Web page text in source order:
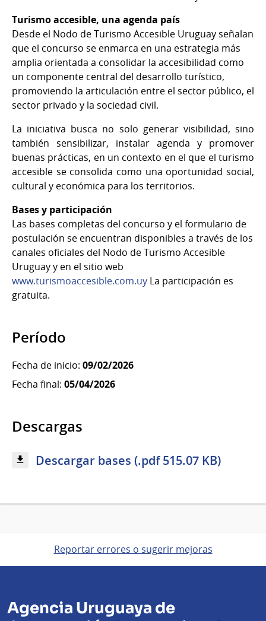
Turismo accesible, una agenda país
Desde el Nodo de Turismo Accesible Uruguay señalan
que el concurso se enmarca en una estrategia más
amplia orientada a consolidar la accesibilidad como
un componente central del desarrollo turístico,
promoviendo la articulación entre el sector público, el
sector privado y la sociedad civil.
La iniciativa busca no solo generar visibilidad, sino
también sensibilizar, instalar agenda y promover
buenas prácticas, en un contexto en el que el turismo
accesible se consolida como una oportunidad social,
cultural y económica para los territorios.
Bases y participación
Las bases completas del concurso y el formulario de
postulación se encuentran disponibles a través de los
canales oficiales del Nodo de Turismo Accesible
Uruguay y en el sitio web
www.turismoaccesible.com.uy La participación es
gratuita.
Período
Fecha de inicio: 09/02/2026
Fecha final: 05/04/2026
Descargas
Descargar bases (.pdf 515.07 KB)
Reportar errores o sugerir mejoras
Agencia Uruguaya de